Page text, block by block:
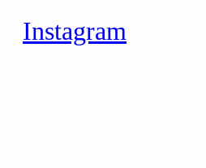
Instagram